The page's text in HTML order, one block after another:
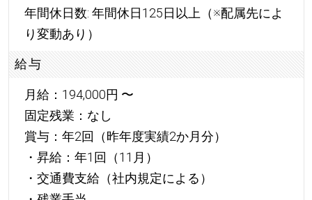
年間休日数: 年間休日125日以上（※配属先によ
り変動あり）
給与
月給：194,000円 〜
固定残業：なし
賞与：年2回（昨年度実績2か月分）
・昇給：年1回（11月）
・交通費支給（社内規定による）